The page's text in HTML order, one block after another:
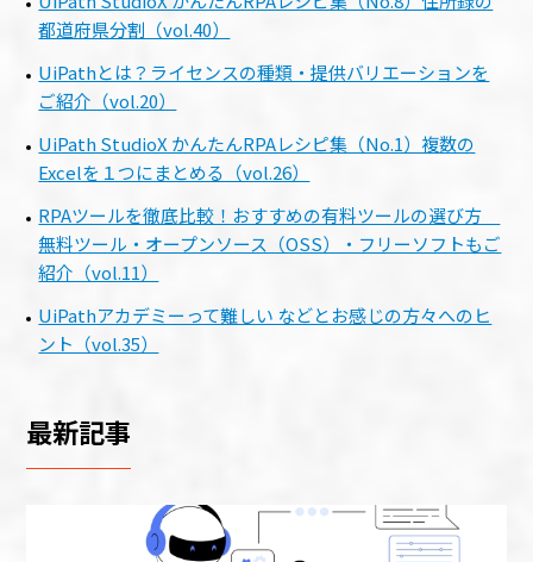
都道府県分割（vol.40）
UiPathとは？ライセンスの種類・提供バリエーションを
ご紹介（vol.20）
UiPath StudioX かんたんRPAレシピ集（No.1）複数の
Excelを１つにまとめる（vol.26）
RPAツールを徹底比較！おすすめの有料ツールの選び方
無料ツール・オープンソース（OSS）・フリーソフトもご
紹介（vol.11）
UiPathアカデミーって難しい などとお感じの方々へのヒ
ント（vol.35）
最新記事